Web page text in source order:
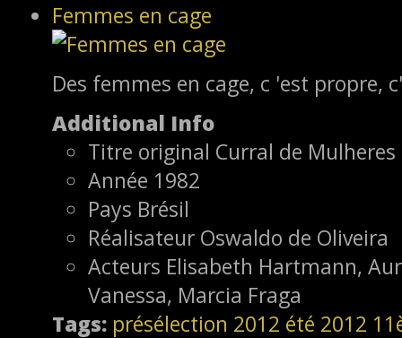
Femmes en cage
Des femmes en cage, c 'est propre,
Additional Info
Titre original Curral de Mulheres
Année 1982
Pays Brésil
Réalisateur Oswaldo de Oliveira
Acteurs Elisabeth Hartmann,
Vanessa, Marcia Fraga
Tags: présélection 2012 été 2012